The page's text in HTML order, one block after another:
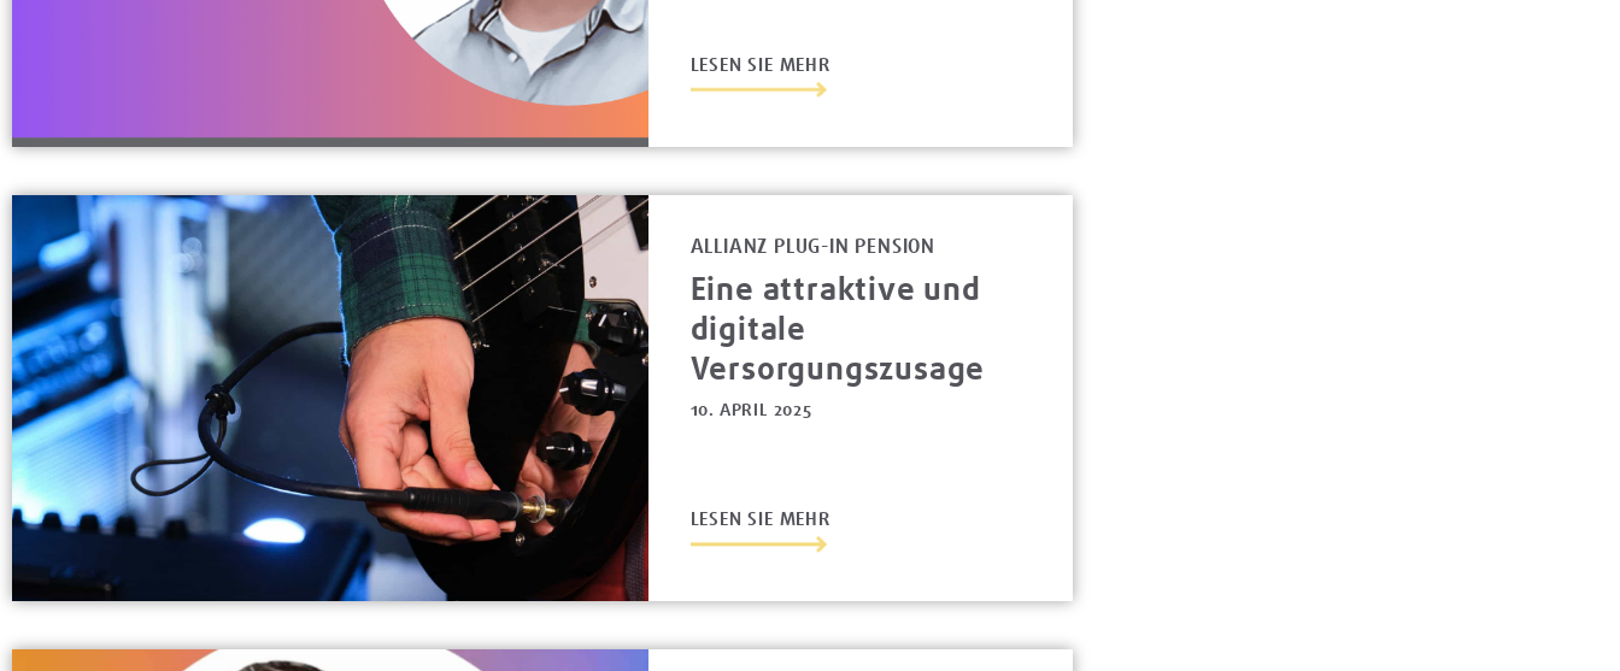
LESEN SIE MEHR
ALLIANZ PLUG-IN PENSION
Eine attraktive und
digitale
Versorgungszusage
10. APRIL 2025
LESEN SIE MEHR